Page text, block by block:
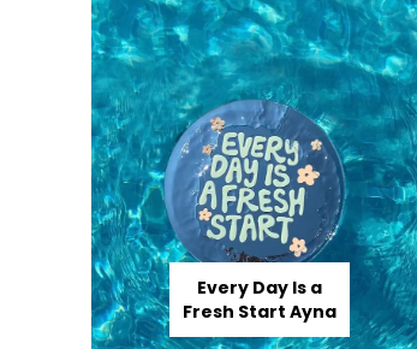
Every Day Is a
Fresh Start Ayna